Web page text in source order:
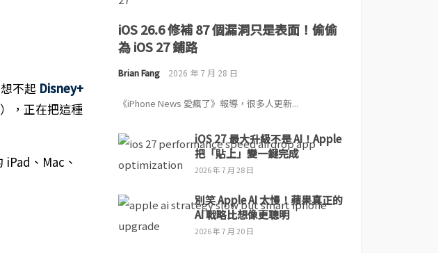
不起 Disney+
，正在把這種
、Mac、
iOS 26.6 修補 87 個漏洞只是表面！偷偷
為 iOS 27 鋪路
Brian Fang 2026 年 7 月 28 日
《iPhone News 愛瘋了》報導，很多人更新...
iOS 27 最大升級不是 AI！Apple
把「貼上」變一鍵完成
2026 年 7 月 28 日
別笑 Apple AI 太慢！蘋果真正的
AI 戰略比想像更聰明
2026 年 7 月 20 日